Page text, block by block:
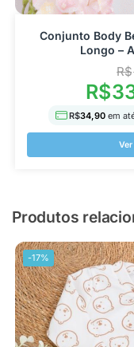
Conjunto Body
Longo –
R$
R$
R$34,90 em
Produtos
-17%